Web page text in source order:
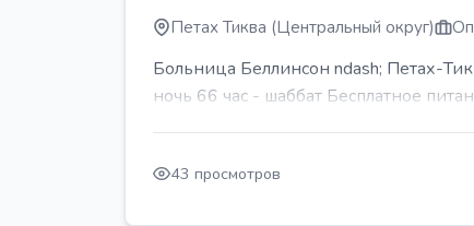
Петах Тиква (Центральный округ)
Больница Беллинсон ndash; Петах-
ночь 66 час - шаббат Бесплатное
43 просмотров